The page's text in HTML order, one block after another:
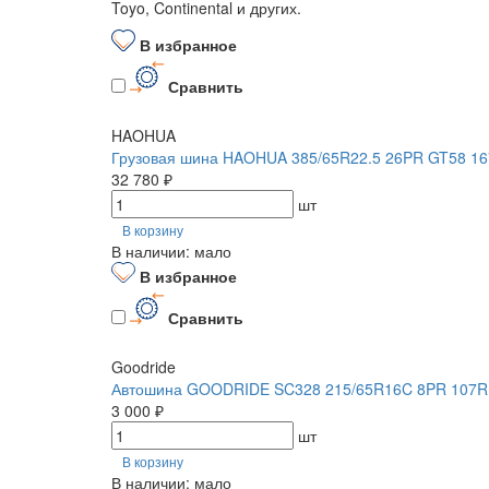
Toyo, Continental и других.
В избранное
Сравнить
HAOHUA
Грузовая шина HAOHUA 385/65R22.5 26PR GT58
32 780 ₽
шт
В корзину
В наличии: мало
В избранное
Сравнить
Goodride
Автошина GOODRIDE SC328 215/65R16C 8PR
3 000 ₽
шт
В корзину
В наличии: мало